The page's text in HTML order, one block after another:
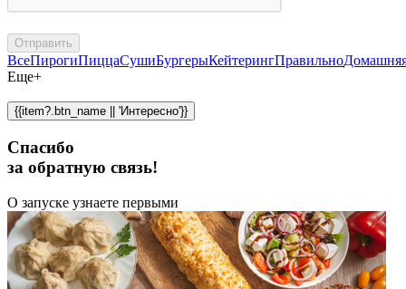
Отправить
ВсеПирогиПиццаСушиБургерыКейтерингПравильно
Еще+
{{item?.btn_name || 'Интересно'}}
Спасибо
за обратную связь!
О запуске узнаете первыми